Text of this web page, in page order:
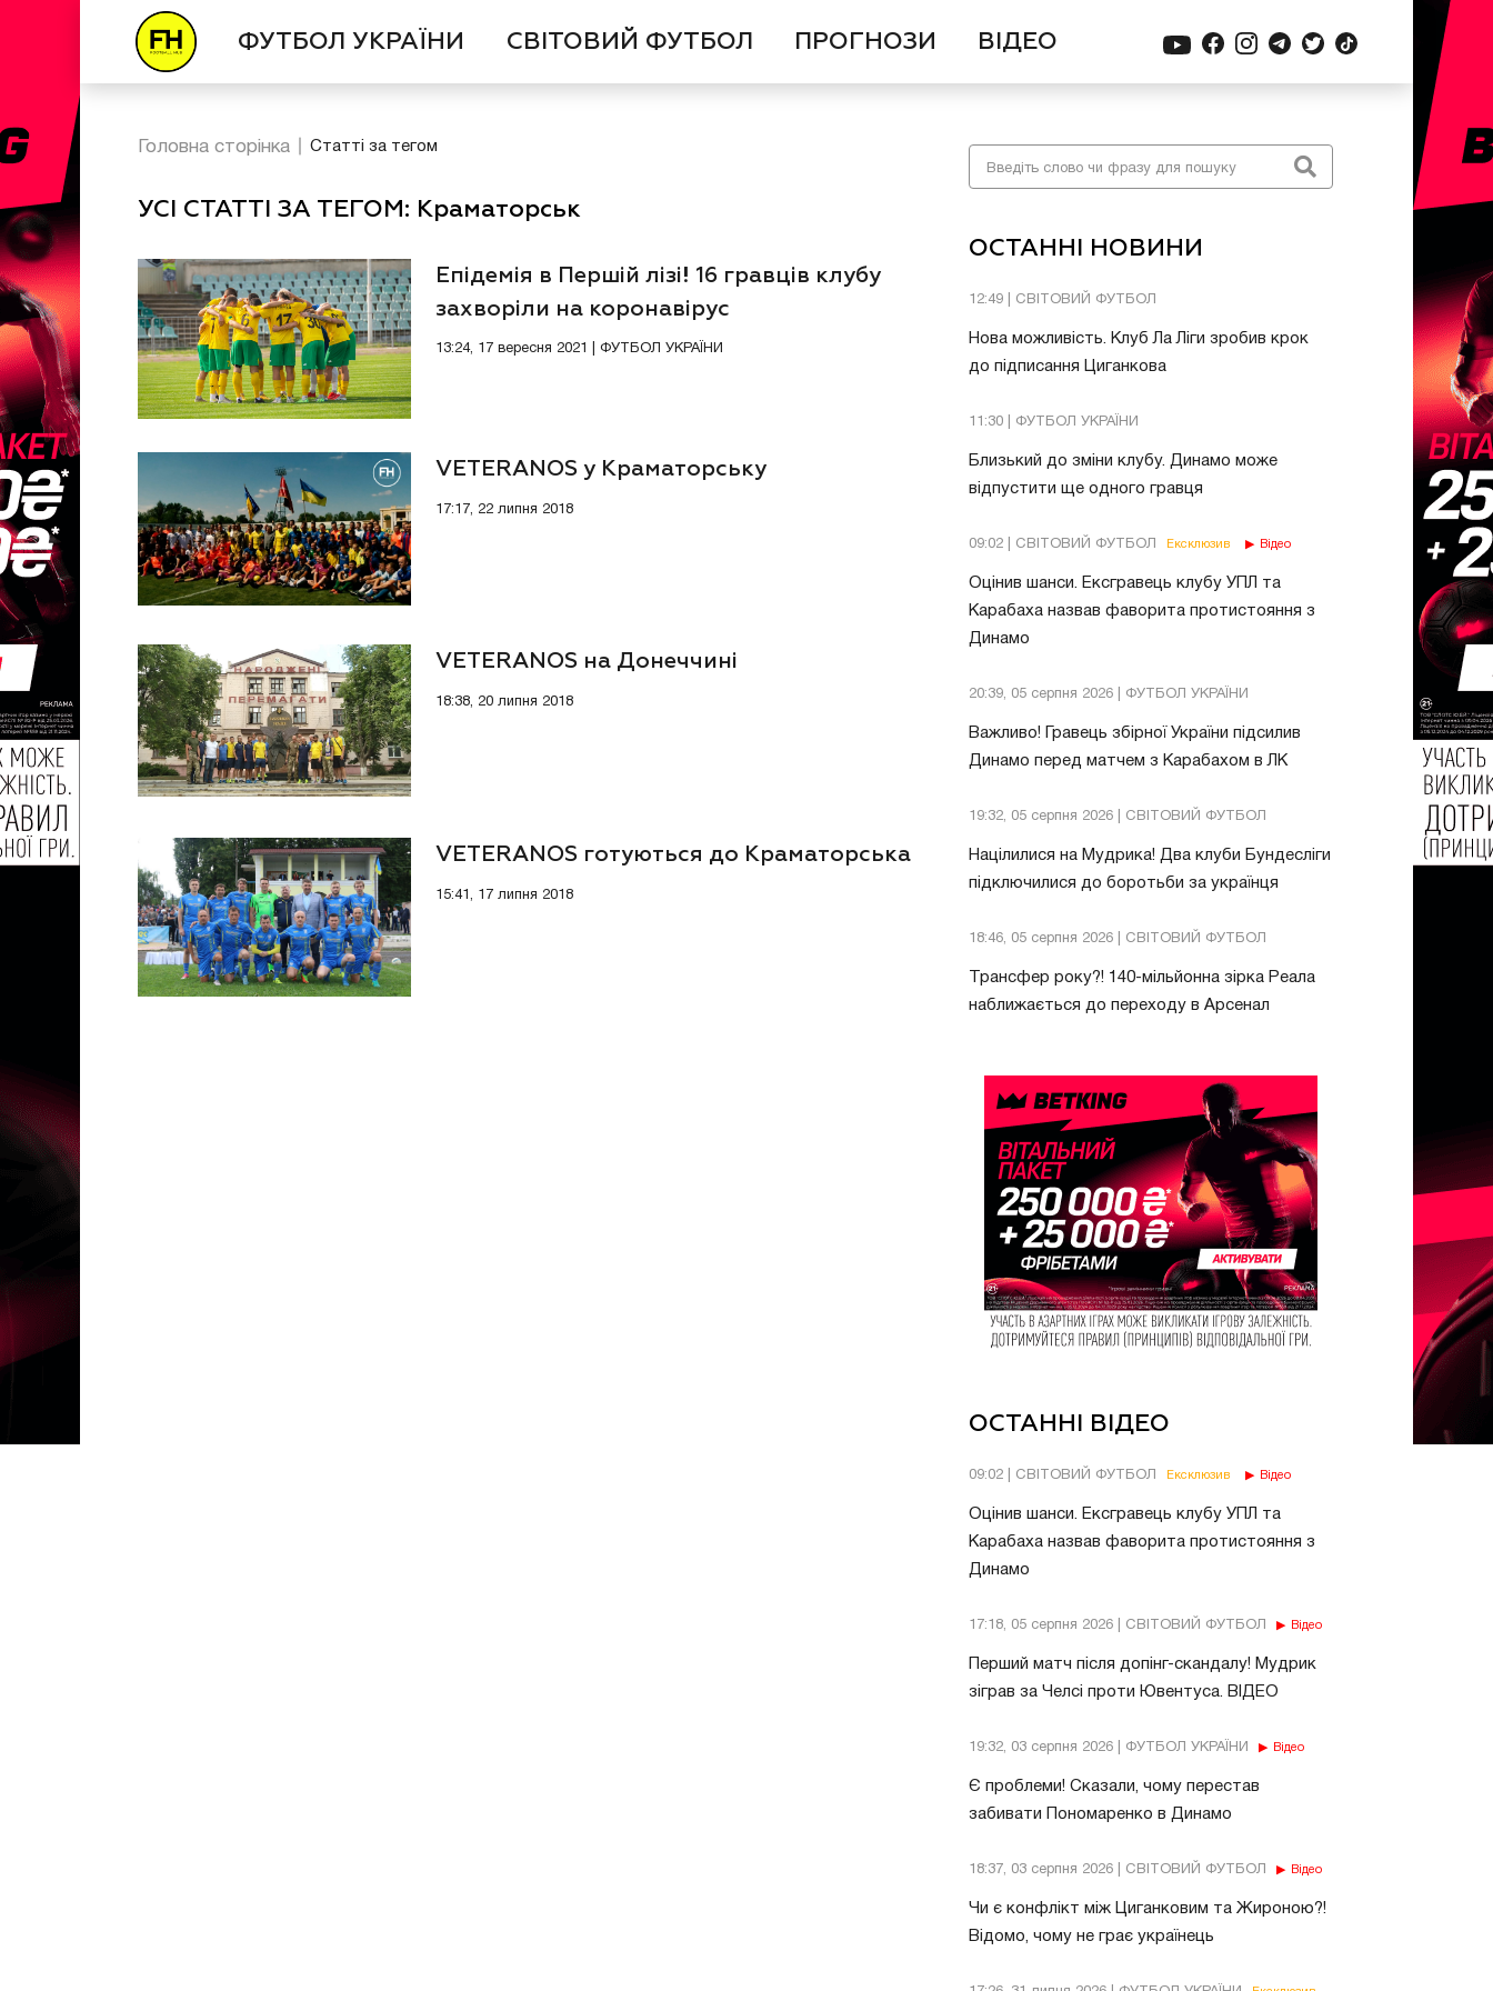
ФУТБОЛ УКРАЇНИ СВІТОВИЙ ФУТБОЛ ПРОГНОЗИ ВІДЕО
ОСТАННІ НОВИНИ
12:49 | СВІТОВИЙ ФУТБОЛ
Нова можливість. Клуб Ла Ліги зробив крок
до підписання Циганкова
11:30 | ФУТБОЛ УКРАЇНИ
Близький до зміни клубу. Динамо може
відпустити ще одного гравця
09:02 | СВІТОВИЙ ФУТБОЛ Ексклюзив Відео
Оцінив шанси. Ексгравець клубу УПЛ та
Карабаха назвав фаворита протистояння з
Динамо
20:39, 05 серпня 2026 | ФУТБОЛ УКРАЇНИ
Важливо! Гравець збірної України підсилив
Динамо перед матчем з Карабахом в ЛК
19:32, 05 серпня 2026 | СВІТОВИЙ ФУТБОЛ
Націлилися на Мудрика! Два клуби Бундесліги
підключилися до боротьби за українця
18:46, 05 серпня 2026 | СВІТОВИЙ ФУТБОЛ
Трансфер року?! 140-мільйонна зірка Реала
наближається до переходу в Арсенал
ОСТАННІ ВІДЕО
09:02 | СВІТОВИЙ ФУТБОЛ Ексклюзив Відео
Оцінив шанси. Ексгравець клубу УПЛ та
Карабаха назвав фаворита протистояння з
Динамо
17:18, 05 серпня 2026 | СВІТОВИЙ ФУТБОЛ Відео
Перший матч після допінг-скандалу! Мудрик
зіграв за Челсі проти Ювентуса. ВІДЕО
19:32, 03 серпня 2026 | ФУТБОЛ УКРАЇНИ Відео
Є проблеми! Сказали, чому перестав
забивати Пономаренко в Динамо
18:37, 03 серпня 2026 | СВІТОВИЙ ФУТБОЛ Відео
Чи є конфлікт між Циганковим та Жироною?!
Відомо, чому не грає українець
Головна сторінка Статті за тегом
УСІ СТАТТІ ЗА ТЕГОМ: Краматорськ
Епідемія в Першій лізі! 16 гравців клубу
захворіли на коронавірус
13:24, 17 вересня 2021 | ФУТБОЛ УКРАЇНИ
VETERANOS у Краматорську
17:17, 22 липня 2018
VETERANOS на Донеччині
18:38, 20 липня 2018
VETERANOS готуються до Краматорська
15:41, 17 липня 2018